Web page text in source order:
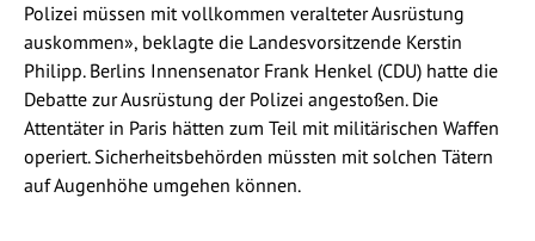
Polizei müssen mit vollkommen veralteter Ausrüstung
auskommen», beklagte die Landesvorsitzende Kerstin
Philipp. Berlins Innensenator Frank Henkel (CDU) hatte die
Debatte zur Ausrüstung der Polizei angestoßen. Die
Attentäter in Paris hätten zum Teil mit militärischen Waffen
operiert. Sicherheitsbehörden müssten mit solchen Tätern
auf Augenhöhe umgehen können.